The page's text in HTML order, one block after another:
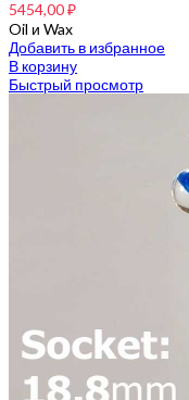
5454,00₽
Oil и Wax
Добавить в избранное
В корзину
Быстрый просмотр